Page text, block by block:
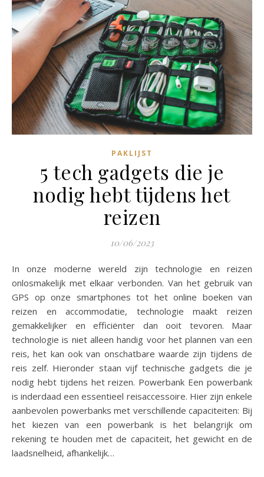
PAKLIJST
5 tech gadgets die je
nodig hebt tijdens het
reizen
10/06/2023
In onze moderne wereld zijn technologie en reizen
onlosmakelijk met elkaar verbonden. Van het gebruik van
GPS op onze smartphones tot het online boeken van
reizen en accommodatie, technologie maakt reizen
gemakkelijker en efficiënter dan ooit tevoren. Maar
technologie is niet alleen handig voor het plannen van een
reis, het kan ook van onschatbare waarde zijn tijdens de
reis zelf. Hieronder staan vijf technische gadgets die je
nodig hebt tijdens het reizen. Powerbank Een powerbank
is inderdaad een essentieel reisaccessoire. Hier zijn enkele
aanbevolen powerbanks met verschillende capaciteiten: Bij
het kiezen van een powerbank is het belangrijk om
rekening te houden met de capaciteit, het gewicht en de
laadsnelheid, afhankelijk…